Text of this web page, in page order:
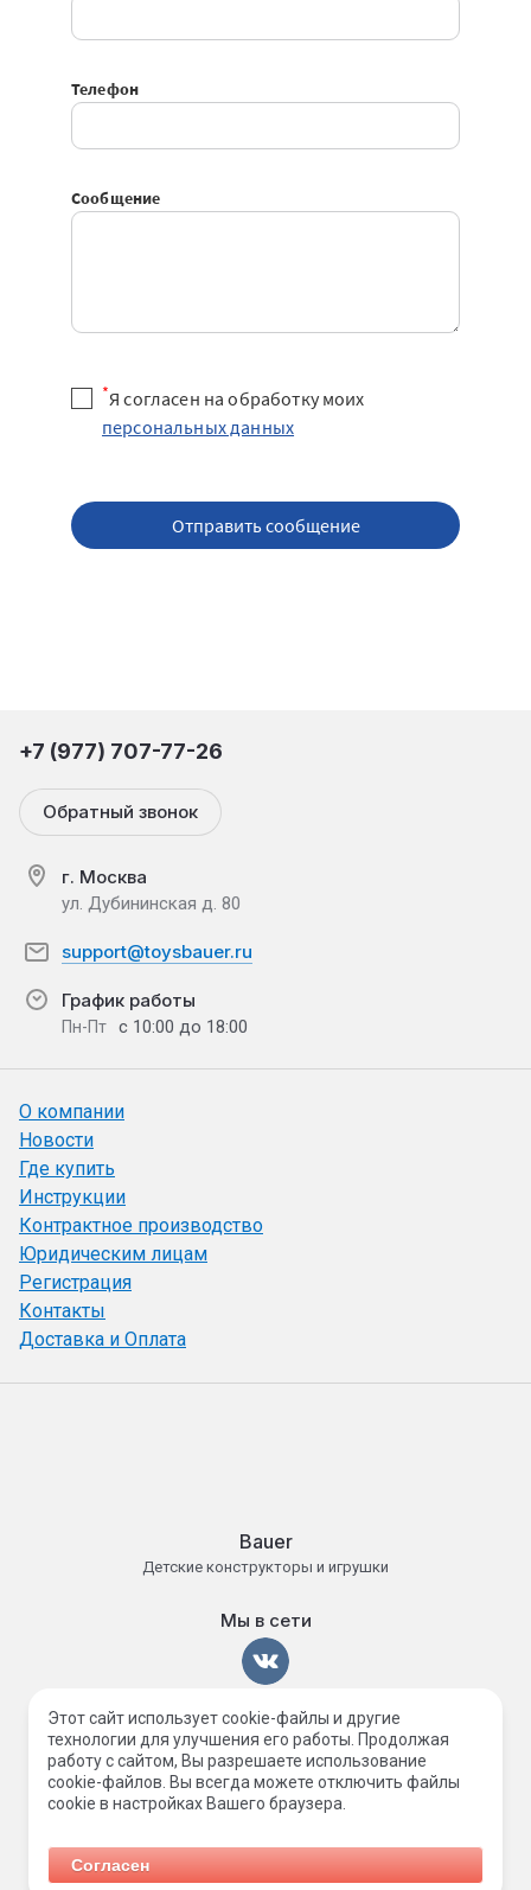
Телефон
Сообщение
*Я согласен на обработку моих
персональных данных
Отправить сообщение
+7 (977) 707-77-26
Обратный звонок
г. Москва
ул. Дубининская д. 80
support@toysbauer.ru
График работы
Пн-Пт с 10:00 до 18:00
О компании
Новости
Где купить
Инструкции
Контрактное производство
Юридическим лицам
Регистрация
Контакты
Доставка и Оплата
Bauer
Детские конструкторы и игрушки
Мы в сети
Принимаем к оплате
© [2026] [Бауэр тойс] *Я люблю игрушки
Этот сайт использует cookie-файлы и другие
технологии для улучшения его работы. Продолжая
работу с сайтом, Вы разрешаете использование
cookie-файлов. Вы всегда можете отключить файлы
cookie в настройках Вашего браузера.
Согласен